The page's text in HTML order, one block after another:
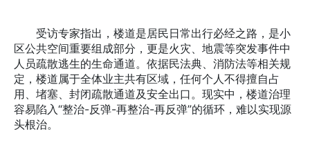
受访专家指出，楼道是居民日常出行必经之路，是小
区公共空间重要组成部分，更是火灾、地震等突发事件中
人员疏散逃生的生命通道。依据民法典、消防法等相关规
定，楼道属于全体业主共有区域，任何个人不得擅自占
用、堵塞、封闭疏散通道及安全出口。现实中，楼道治理
容易陷入“整治-反弹-再整治-再反弹”的循环，难以实现源
头根治。